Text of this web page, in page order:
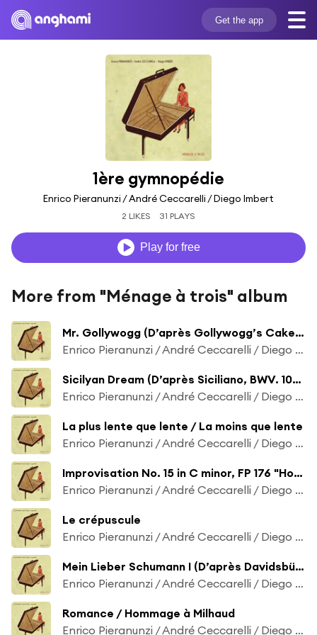
Get the app
1ère gymnopédie
Enrico Pieranunzi / André Ceccarelli / Diego Imbert
2 LIKES 31 PLAYS
Play for free
More from "Ménage à trois" album
Mr. Gollywogg (D’après Gollywogg’s Cake-Walk de Claude Debussy)
Enrico Pieranunzi / André Ceccarelli / Diego Imbert
Sicilyan Dream (D’après Siciliano, BWV. 1031 de Johann Sebastian Bach)
Enrico Pieranunzi / André Ceccarelli / Diego Imbert
La plus lente que lente / La moins que lente
Enrico Pieranunzi / André Ceccarelli / Diego Imbert
Improvisation No. 15 in C minor, FP 176 "Hommage à Edith Piaf"
Enrico Pieranunzi / André Ceccarelli / Diego Imbert
Le crépuscule
Enrico Pieranunzi / André Ceccarelli / Diego Imbert
Mein Lieber Schumann I (D’après Davidsbündlertänze No. 2, Op. 6 de Robert Schumann)
Enrico Pieranunzi / André Ceccarelli / Diego Imbert
Romance / Hommage à Milhaud
Enrico Pieranunzi / André Ceccarelli / Diego Imbert